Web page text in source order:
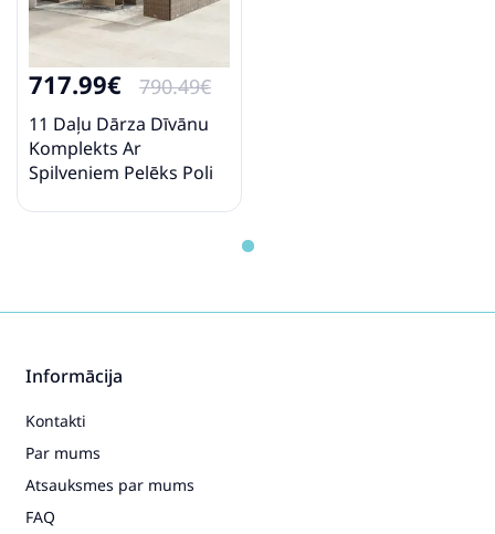
717.99€ 790.49€
11 Daļu Dārza Dīvānu
Komplekts Ar
Spilveniem Pelēks Poli
Vidaxl
Informācija
Kontakti
Par mums
Atsauksmes par mums
FAQ